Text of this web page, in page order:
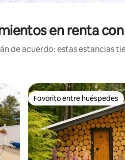
en renta
de acuerdo: estas estancias
Favorito entre huéspedes
Favorito entre huéspedes